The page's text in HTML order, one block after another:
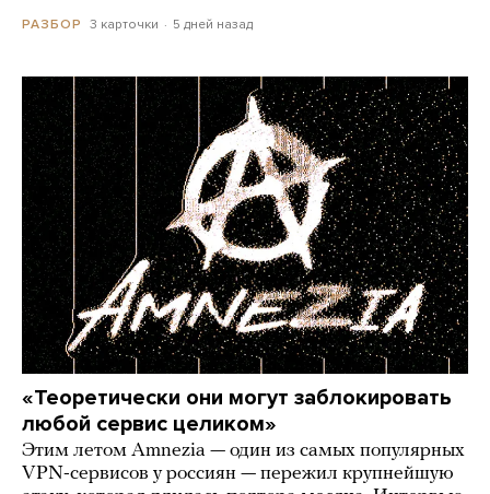
РАЗБОР 3 карточки 5 дней назад
«Теоретически они могут заблокировать
любой сервис целиком»
Этим летом Amnezia — один из самых популярных
VPN-сервисов у россиян — пережил крупнейшую